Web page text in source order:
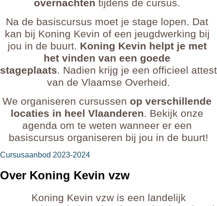
overnachten tijdens de cursus.
Na de basiscursus moet je stage lopen. Dat
kan bij Koning Kevin of een jeugdwerking bij
jou in de buurt. Koning Kevin helpt je met
het vinden van een goede
stageplaats. Nadien krijg je een officieel attest
van de Vlaamse Overheid.
We organiseren cursussen op verschillende
locaties in heel Vlaanderen. Bekijk onze
agenda om te weten wanneer er een
basiscursus organiseren bij jou in de buurt!
Cursusaanbod 2023-2024
Over Koning Kevin vzw
Koning Kevin vzw is een landelijk